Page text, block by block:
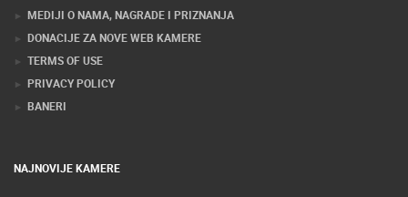
MEDIJI O NAMA, NAGRADE I PRIZNANJA
DONACIJE ZA NOVE WEB KAMERE
TERMS OF USE
PRIVACY POLICY
BANERI
NAJNOVIJE KAMERE